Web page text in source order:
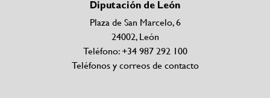
Diputación de León
Plaza de San Marcelo, 6
24002, León
Teléfono: +34 987 292 100
Teléfonos y correos de contacto